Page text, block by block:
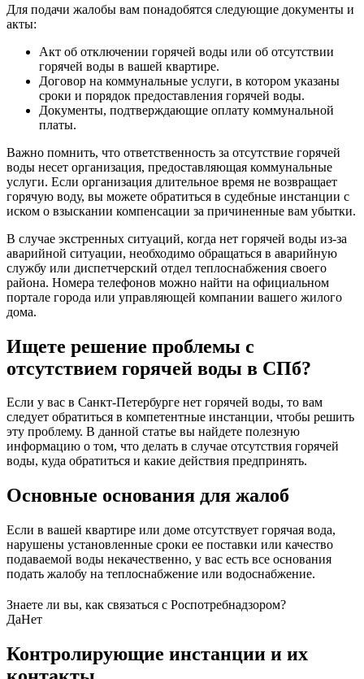
Для подачи жалобы вам понадобятся следующие документы и
акты:
Акт об отключении горячей воды или об отсутствии
горячей воды в вашей квартире.
Договор на коммунальные услуги, в котором указаны
сроки и порядок предоставления горячей воды.
Документы, подтверждающие оплату коммунальной
платы.
Важно помнить, что ответственность за отсутствие горячей
воды несет организация, предоставляющая коммунальные
услуги. Если организация длительное время не возвращает
горячую воду, вы можете обратиться в судебные инстанции с
иском о взыскании компенсации за причиненные вам убытки.
В случае экстренных ситуаций, когда нет горячей воды из-за
аварийной ситуации, необходимо обращаться в аварийную
службу или диспетчерский отдел теплоснабжения своего
района. Номера телефонов можно найти на официальном
портале города или управляющей компании вашего жилого
дома.
Ищете решение проблемы с
отсутствием горячей воды в СПб?
Если у вас в Санкт-Петербурге нет горячей воды, то вам
следует обратиться в компетентные инстанции, чтобы решить
эту проблему. В данной статье вы найдете полезную
информацию о том, что делать в случае отсутствия горячей
воды, куда обратиться и какие действия предпринять.
Основные основания для жалоб
Если в вашей квартире или доме отсутствует горячая вода,
нарушены установленные сроки ее поставки или качество
подаваемой воды некачественно, у вас есть все основания
подать жалобу на теплоснабжение или водоснабжение.
Знаете ли вы, как связаться с Роспотребнадзором?
ДаНет
Контролирующие инстанции и их